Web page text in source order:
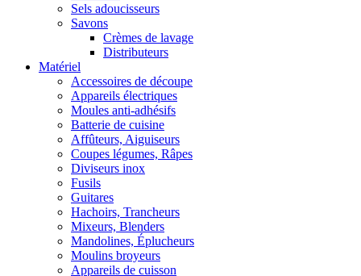
Sels adoucisseurs
Savons
Crèmes de lavage
Distributeurs
Matériel
Accessoires de découpe
Appareils électriques
Moules anti-adhésifs
Batterie de cuisine
Affûteurs, Aiguiseurs
Coupes légumes, Râpes
Diviseurs inox
Fusils
Guitares
Hachoirs, Trancheurs
Mixeurs, Blenders
Mandolines, Éplucheurs
Moulins broyeurs
Appareils de cuisson